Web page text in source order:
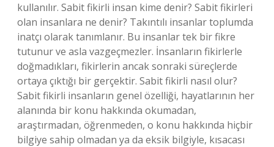
kullanılır. Sabit fikirli insan kime denir? Sabit fikirleri
olan insanlara ne denir? Takıntılı insanlar toplumda
inatçı olarak tanımlanır. Bu insanlar tek bir fikre
tutunur ve asla vazgeçmezler. İnsanların fikirlerle
doğmadıkları, fikirlerin ancak sonraki süreçlerde
ortaya çıktığı bir gerçektir. Sabit fikirli nasıl olur?
Sabit fikirli insanların genel özelliği, hayatlarının her
alanında bir konu hakkında okumadan,
araştırmadan, öğrenmeden, o konu hakkında hiçbir
bilgiye sahip olmadan ya da eksik bilgiyle, kısacası